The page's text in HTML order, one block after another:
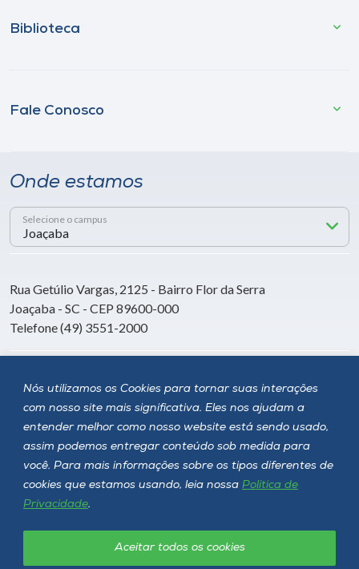
Nós utilizamos os Cookies para tornar suas interações
com nosso site mais significativa. Eles nos ajudam a
entender melhor como nosso website está sendo usado,
assim podemos entregar conteúdo sob medida para
você. Para mais informações sobre os tipos diferentes de
cookies que estamos usando, leia nossa Política de
Privacidade.
Aceitar todos os cookies
Biblioteca
Fale Conosco
Onde estamos
Selecione o campus
Rua Getúlio Vargas, 2125 - Bairro Flor da Serra
Joaçaba - SC - CEP 89600-000
Telefone (49) 3551-2000
Siga a Unoesc
Política de privacidade LGPD